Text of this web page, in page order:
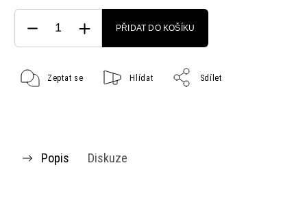
PŘIDAT DO KOŠÍKU
Zeptat se Hlídat Sdílet
Popis Diskuze